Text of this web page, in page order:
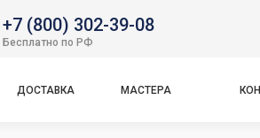
+7 (800) 302-39-08
Бесплатно по РФ
ДОСТАВКА МАСТЕРА